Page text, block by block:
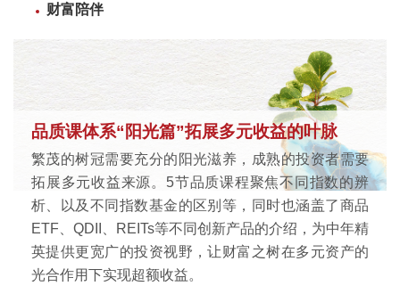
财富陪伴
品质课体系“阳光篇”拓展多元收益的叶脉
繁茂的树冠需要充分的阳光滋养，成熟的投资者需要
拓展多元收益来源。5节品质课程聚焦不同指数的辨
析、以及不同指数基金的区别等，同时也涵盖了商品
ETF、QDII、REITs等不同创新产品的介绍，为中年精
英提供更宽广的投资视野，让财富之树在多元资产的
光合作用下实现超额收益。